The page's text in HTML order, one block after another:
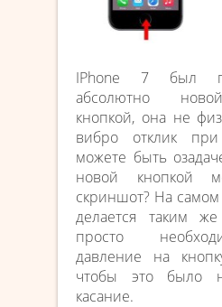
IPhone 7 был
абсолютно
кнопкой, она не
вибро отклик
можете быть
новой кнопкой
скриншот? На
делается таким
просто
давление на
чтобы это было
касание.